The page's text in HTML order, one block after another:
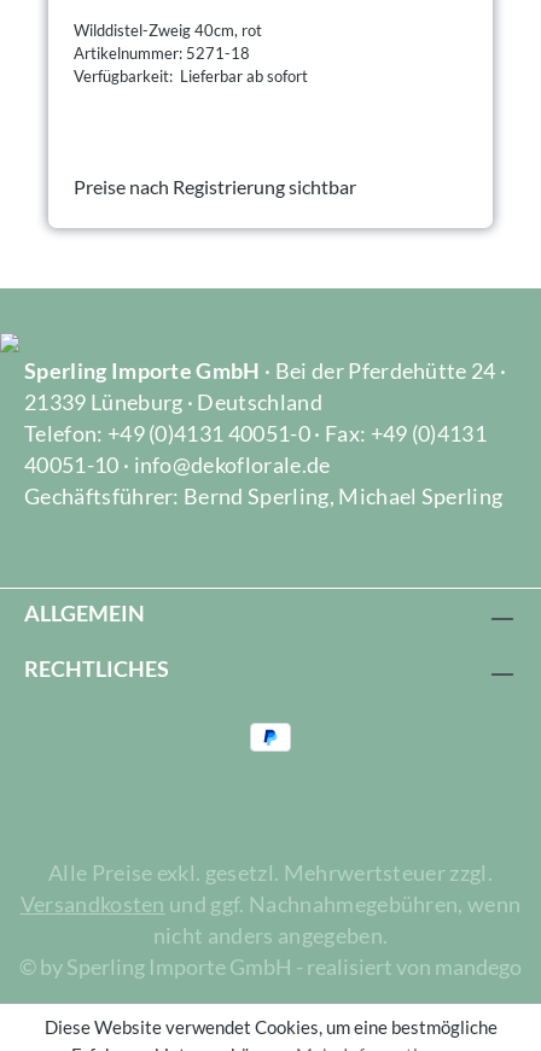
Wilddistel-Zweig 40cm, rot
Artikelnummer: 5271-18
Verfügbarkeit: Lieferbar ab sofort
Preise nach Registrierung sichtbar
Sperling Importe GmbH · Bei der Pferdehütte 24 ·
21339 Lüneburg · Deutschland
Telefon: +49 (0)4131 40051-0 · Fax: +49 (0)4131
40051-10 · info@dekoflorale.de
Gechäftsführer: Bernd Sperling, Michael Sperling
ALLGEMEIN
RECHTLICHES
Alle Preise exkl. gesetzl. Mehrwertsteuer zzgl.
Versandkosten und ggf. Nachnahmegebühren, wenn
nicht anders angegeben.
© by Sperling Importe GmbH - realisiert von mandego
Diese Website verwendet Cookies, um eine bestmögliche